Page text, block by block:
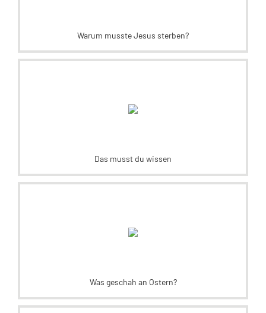
Warum musste Jesus sterben?
Das musst du wissen
Was geschah an Ostern?